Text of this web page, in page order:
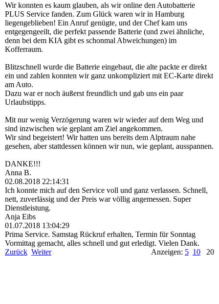
Wir konnten es kaum glauben, als wir online den Autobatterie
PLUS Service fanden. Zum Glück waren wir in Hamburg
liegengeblieben! Ein Anruf genügte, und der Chef kam uns
entgegengeeilt, die perfekt passende Batterie (und zwei ähnliche,
denn bei dem KIA gibt es schonmal Abweichungen) im
Kofferraum.
Blitzschnell wurde die Batterie eingebaut, die alte packte er direkt
ein und zahlen konnten wir ganz unkompliziert mit EC-Karte direkt
am Auto.
Dazu war er noch äußerst freundlich und gab uns ein paar
Urlaubstipps.
Mit nur wenig Verzögerung waren wir wieder auf dem Weg und
sind inzwischen wie geplant am Ziel angekommen.
Wir sind begeistert! Wir hatten uns bereits dem Alptraum nahe
gesehen, aber stattdessen können wir nun, wie geplant, ausspannen.
DANKE!!!
Anna B.
02.08.2018 22:14:31
Ich konnte mich auf den Service voll und ganz verlassen. Schnell,
nett, zuverlässig und der Preis war völlig angemessen. Super
Dienstleistung.
Anja Eibs
01.07.2018 13:04:29
Prima Service. Samstag Rückruf erhalten, Termin für Sonntag
Vormittag gemacht, alles schnell und gut erledigt. Vielen Dank.
Zurück Weiter Anzeigen: 5 10 20